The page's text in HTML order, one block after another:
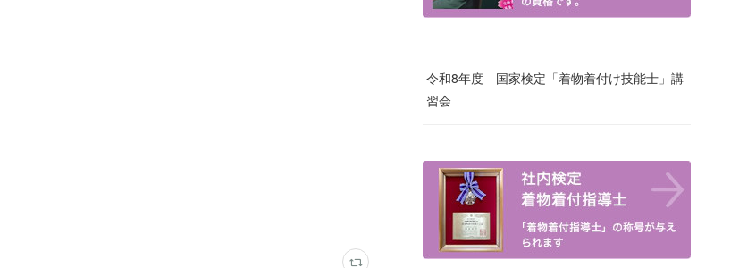
令和8年度 国家検定「着物着付け技能士」講
習会